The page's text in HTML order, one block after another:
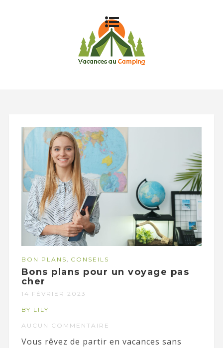
BON PLANS , CONSEILS
Bons plans pour un voyage pas
cher
14 FÉVRIER 2023
BY LILY
AUCUN COMMENTAIRE
Vous rêvez de partir en vacances sans